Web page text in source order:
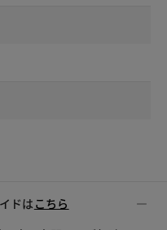
ドは こちら